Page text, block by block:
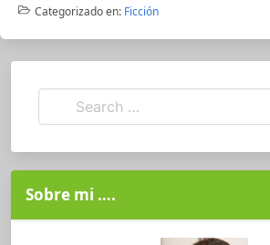
Categorizado en: Ficción
Sobre mi ….